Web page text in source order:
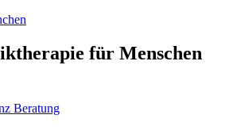
für Menschen
Beratung